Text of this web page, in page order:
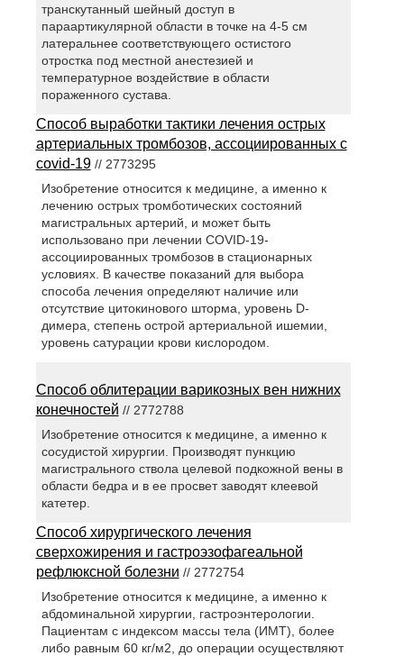
транскутанный шейный доступ в
параартикулярной области в точке на 4-5 см
латеральнее соответствующего остистого
отростка под местной анестезией и
температурное воздействие в области
пораженного сустава.
Способ выработки тактики лечения острых
артериальных тромбозов, ассоциированных с
covid-19// 2773295
Изобретение относится к медицине, а именно к
лечению острых тромботических состояний
магистральных артерий, и может быть
использовано при лечении COVID-19-
ассоциированных тромбозов в стационарных
условиях. В качестве показаний для выбора
способа лечения определяют наличие или
отсутствие цитокинового шторма, уровень D-
димера, степень острой артериальной ишемии,
уровень сатурации крови кислородом.
Способ облитерации варикозных вен нижних
конечностей // 2772788
Изобретение относится к медицине, а именно к
сосудистой хирургии. Производят пункцию
магистрального ствола целевой подкожной вены в
области бедра и в ее просвет заводят клеевой
катетер.
Способ хирургического лечения
сверхожирения и гастроэзофагеальной
рефлюксной болезни // 2772754
Изобретение относится к медицине, а именно к
абдоминальной хирургии, гастроэнтерологии.
Пациентам с индексом массы тела (ИМТ), более
либо равным 60 кг/м2, до операции осуществляют